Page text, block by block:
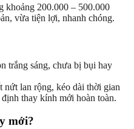
khoảng 200.000 – 500.000
vừa tiện lợi, nhanh chóng.
trắng sáng, chưa bị bụi hay
nứt lan rộng, kéo dài thời gian
thay kính mới hoàn toàn.
mới?